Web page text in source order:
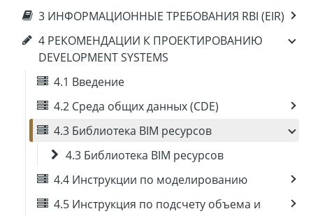
3 ИНФОРМАЦИОННЫЕ ТРЕБОВАНИЯ RBI (EIR)
4 РЕКОМЕНДАЦИИ К ПРОЕКТИРОВАНИЮ
DEVELOPMENT SYSTEMS
4.1 Введение
4.2 Среда общих данных (CDE)
4.3 Библиотека BIM ресурсов
4.3 Библиотека BIM ресурсов
4.4 Инструкции по моделированию
4.5 Инструкция по подсчету объема и